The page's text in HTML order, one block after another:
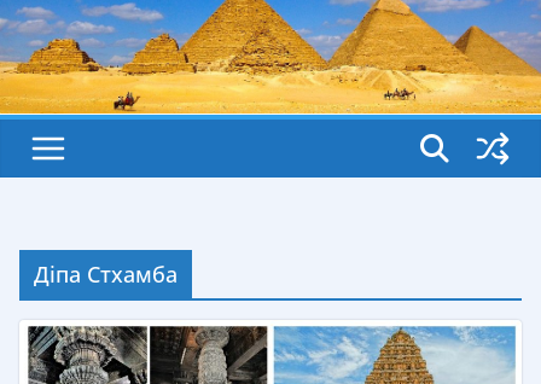
Діпа Стхамба